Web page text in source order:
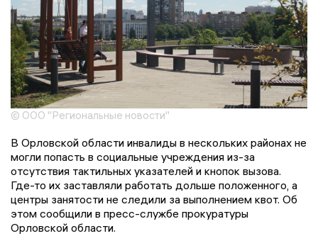
© ООО "Региональные новости"
В Орловской области инвалиды в нескольких районах не
могли попасть в социальные учреждения из-за
отсутствия тактильных указателей и кнопок вызова.
Где-то их заставляли работать дольше положенного, а
центры занятости не следили за выполнением квот. Об
этом сообщили в пресс-службе прокуратуры
Орловской области.